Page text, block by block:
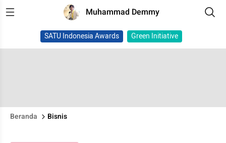
Muhammad Demmy
SATU Indonesia Awards Green Initiative
Beranda Bisnis